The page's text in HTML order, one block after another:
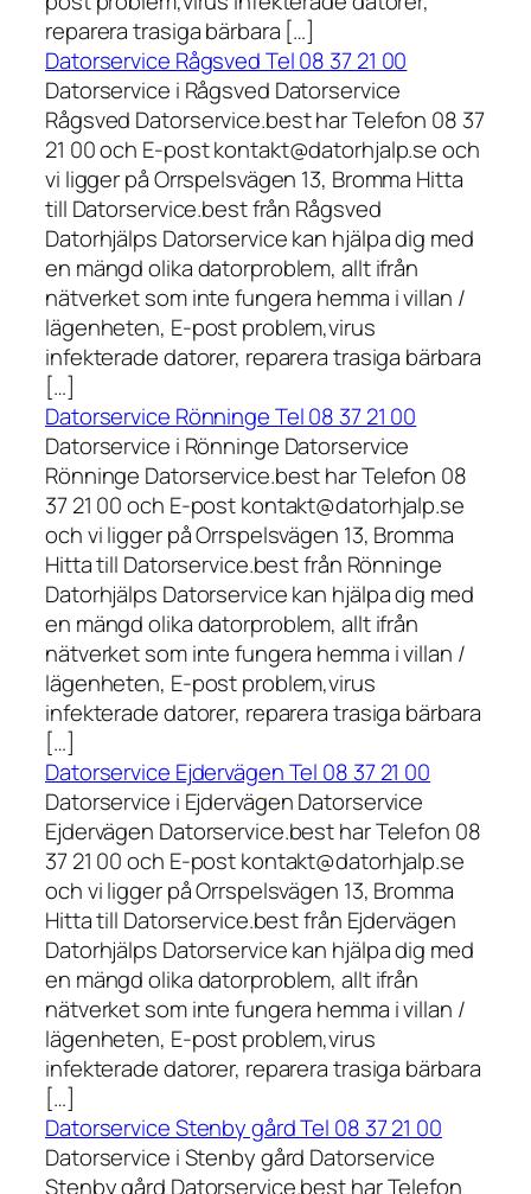
reparera trasiga bärbara […]
Datorservice Rågsved Tel 08 37 21 00
Datorservice i Rågsved Datorservice
Rågsved Datorservice.best har Telefon 08 37
21 00 och E-post kontakt@datorhjalp.se och
vi ligger på Orrspelsvägen 13, Bromma Hitta
till Datorservice.best från Rågsved
Datorhjälps Datorservice kan hjälpa dig med
en mängd olika datorproblem, allt ifrån
nätverket som inte fungera hemma i villan /
lägenheten, E-post problem,virus
infekterade datorer, reparera trasiga bärbara
[…]
Datorservice Rönninge Tel 08 37 21 00
Datorservice i Rönninge Datorservice
Rönninge Datorservice.best har Telefon 08
37 21 00 och E-post kontakt@datorhjalp.se
och vi ligger på Orrspelsvägen 13, Bromma
Hitta till Datorservice.best från Rönninge
Datorhjälps Datorservice kan hjälpa dig med
en mängd olika datorproblem, allt ifrån
nätverket som inte fungera hemma i villan /
lägenheten, E-post problem,virus
infekterade datorer, reparera trasiga bärbara
[…]
Datorservice Ejdervägen Tel 08 37 21 00
Datorservice i Ejdervägen Datorservice
Ejdervägen Datorservice.best har Telefon 08
37 21 00 och E-post kontakt@datorhjalp.se
och vi ligger på Orrspelsvägen 13, Bromma
Hitta till Datorservice.best från Ejdervägen
Datorhjälps Datorservice kan hjälpa dig med
en mängd olika datorproblem, allt ifrån
nätverket som inte fungera hemma i villan /
lägenheten, E-post problem,virus
infekterade datorer, reparera trasiga bärbara
[…]
Datorservice Stenby gård Tel 08 37 21 00
Datorservice i Stenby gård Datorservice
Stenby gård Datorservice.best har Telefon